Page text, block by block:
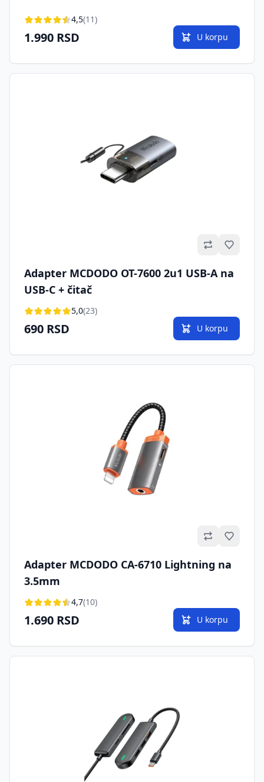
4,5(11)
1.990 RSD U korpu
Adapter MCDODO OT-7600 2u1 USB-A na
USB-C + čitač
5,0(23)
690 RSD U korpu
Adapter MCDODO CA-6710 Lightning na
3.5mm
4,7(10)
1.690 RSD U korpu